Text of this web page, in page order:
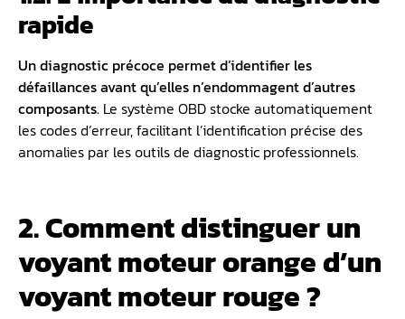
rapide
Un diagnostic précoce permet d’identifier les
défaillances avant qu’elles n’endommagent d’autres
composants. Le système OBD stocke automatiquement
les codes d’erreur, facilitant l’identification précise des
anomalies par les outils de diagnostic professionnels.
2. Comment distinguer un
voyant moteur orange d’un
voyant moteur rouge ?